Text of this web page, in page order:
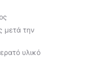
μετά την
υλικό